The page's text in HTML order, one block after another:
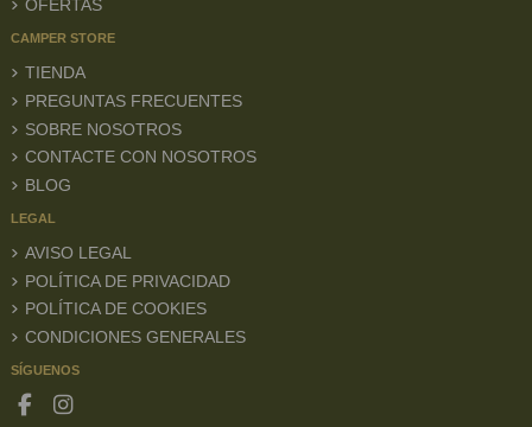
OFERTAS
CAMPER STORE
TIENDA
PREGUNTAS FRECUENTES
SOBRE NOSOTROS
CONTACTE CON NOSOTROS
BLOG
LEGAL
AVISO LEGAL
POLÍTICA DE PRIVACIDAD
POLÍTICA DE COOKIES
CONDICIONES GENERALES
SÍGUENOS